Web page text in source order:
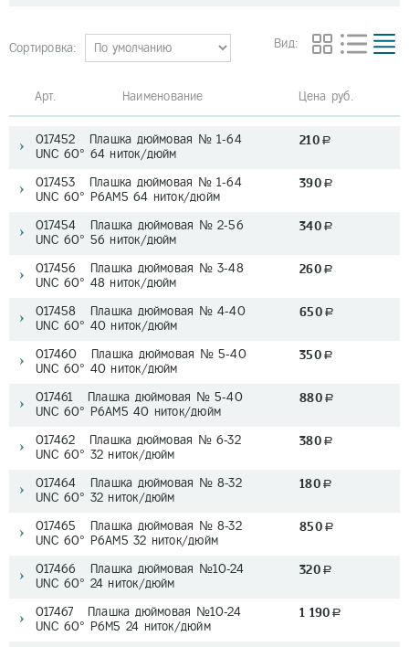
Сортировка: Вид:
Арт. Наименование Цена руб.
017452 Плашка дюймовая № 1-64
UNC 60° 64 ниток/дюйм
210 a
017453 Плашка дюймовая № 1-64
UNC 60° Р6АМ5 64 ниток/дюйм
390 a
017454 Плашка дюймовая № 2-56
UNC 60° 56 ниток/дюйм
340 a
017456 Плашка дюймовая № 3-48
UNC 60° 48 ниток/дюйм
260 a
017458 Плашка дюймовая № 4-40
UNC 60° 40 ниток/дюйм
650 a
017460 Плашка дюймовая № 5-40
UNC 60° 40 ниток/дюйм
350 a
017461 Плашка дюймовая № 5-40
UNC 60° Р6АМ5 40 ниток/дюйм
880 a
017462 Плашка дюймовая № 6-32
UNC 60° 32 ниток/дюйм
380 a
017464 Плашка дюймовая № 8-32
UNC 60° 32 ниток/дюйм
180 a
017465 Плашка дюймовая № 8-32
UNC 60° Р6АМ5 32 ниток/дюйм
850 a
017466 Плашка дюймовая №10-24
UNC 60° 24 ниток/дюйм
320 a
017467 Плашка дюймовая №10-24
UNC 60° Р6М5 24 ниток/дюйм
1 190 a